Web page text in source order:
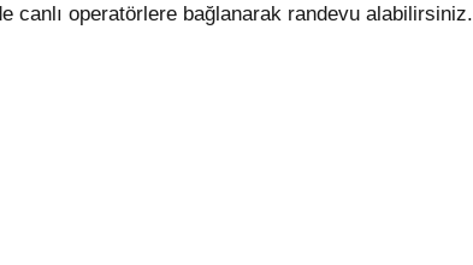
canlı operatörlere bağlanarak randevu alabilirsiniz.